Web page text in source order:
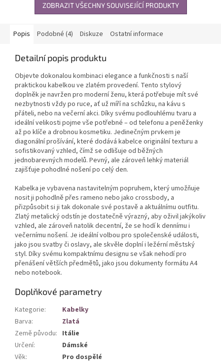
ZOBRAZIT VŠECHNY SOUVISEJÍCÍ PRODUKTY
Popis Podobné (4) Diskuze Ostatní informace
Detailní popis produktu
Objevte dokonalou kombinaci elegance a funkčnosti s naší
praktickou kabelkou ve zlatém provedení. Tento stylový
doplněk je navržen pro moderní ženu, která potřebuje mít své
nezbytnosti vždy po ruce, ať už míří na schůzku, na kávu s
přáteli, nebo na večerní akci. Díky svému podlouhlému tvaru a
ideální velikosti pojme vše potřebné – od telefonu a peněženky
až po klíče a drobnou kosmetiku. Jedinečným prvkem je
diagonální prošívání, které dodává kabelce originální texturu a
sofistikovaný vzhled, čímž se odlišuje od běžných
jednobarevných modelů. Pevný, ale zároveň lehký materiál
zajišťuje pohodlné nošení po celý den.
Kabelka je vybavena nastavitelným popruhem, který umožňuje
nosit ji pohodlně přes rameno nebo jako crossbody, a
přizpůsobit si ji tak dokonale své postavě a aktuálnímu outfitu.
Zlatý metalický odstín je dostatečně výrazný, aby oživil jakýkoliv
vzhled, ale zároveň natolik decentní, že se hodí k dennímu i
večernímu nošení. Je ideální volbou pro společenské události,
jako jsou svatby či oslavy, ale skvěle doplní i ležérní městský
styl. Díky svému kompaktnímu designu se však nehodí pro
přenášení větších předmětů, jako jsou dokumenty formátu A4
nebo notebook.
Doplňkové parametry
Kategorie:
Kabelky
Barva:
Zlatá
Země původu: Itálie
Určení:
Dámské
Věk: Pro dospělé